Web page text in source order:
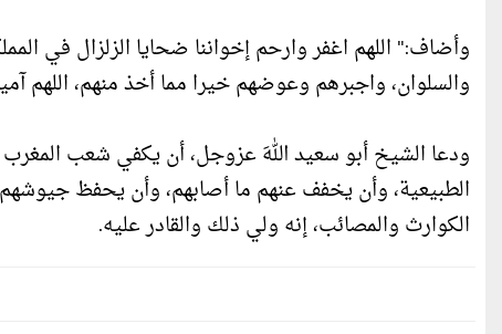
وأضاف:" اللهم اغفر وارحم إخواننا ضحايا الزلزال في
والسلوان، واجبرهم وعوضهم خيرا مما أخذ منهم، اللهم
ودعا الشيخ أبو سعيد اللهَ عزوجل، أن يكفي شعب
الطبيعية، وأن يخفف عنهم ما أصابهم، وأن يحفظ
الكوارث والمصائب، إنه ولي ذلك والقادر عليه.‎‎